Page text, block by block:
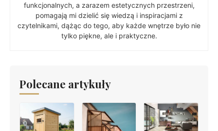
funkcjonalnych, a zarazem estetycznych przestrzeni,
pomagają mi dzielić się wiedzą i inspiracjami z
czytelnikami, dążąc do tego, aby każde wnętrze było nie
tylko piękne, ale i praktyczne.
Polecane artykuły